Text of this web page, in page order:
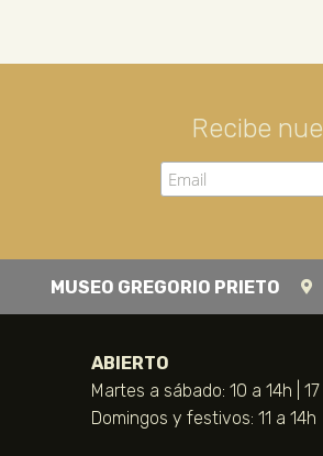
Recibe
MUSEO GREGORIO PRIETO
ABIERTO
Martes a sábado: 10 a 14h |
Domingos y festivos: 11 a 14h